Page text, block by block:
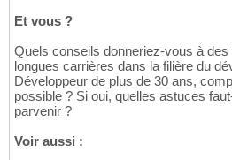
Et vous ?
Quels conseils donneriez-vous à
longues carrières dans la filière du
Développeur de plus de 30 ans,
possible ? Si oui, quelles astuces
parvenir ?
Voir aussi :